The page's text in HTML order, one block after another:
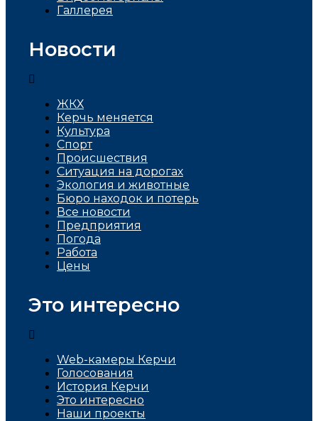
Галлерея
Новости
ЖКХ
Керчь меняется
Культура
Спорт
Проиcшествия
Ситуация на дорогах
Экология и животные
Бюро находок и потерь
Все новости
Предприятия
Погода
Работа
Цены
Это интересно
Web-камеры Керчи
Голосования
История Керчи
Это интересно
Наши проекты